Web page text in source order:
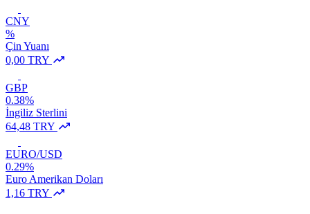
CNY
%
Çin Yuanı
0,00 TRY
GBP
0.38%
İngiliz Sterlini
64,48 TRY
EURO/USD
0.29%
Euro Amerikan Doları
1,16 TRY